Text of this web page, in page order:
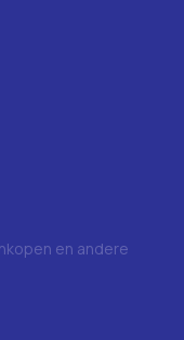
en andere